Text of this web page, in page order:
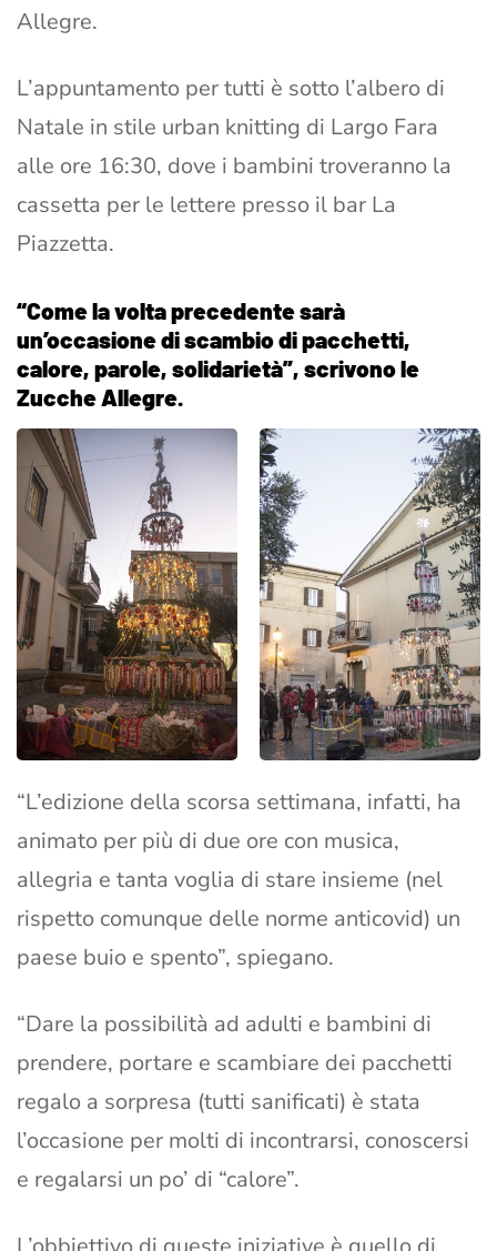
Allegre.
L’appuntamento per tutti è sotto l’albero di
Natale in stile urban knitting di Largo Fara
alle ore 16:30, dove i bambini troveranno la
cassetta per le lettere presso il bar La
Piazzetta.
“Come la volta precedente sarà
un’occasione di scambio di pacchetti,
calore, parole, solidarietà”, scrivono le
Zucche Allegre.
“L’edizione della scorsa settimana, infatti, ha
animato per più di due ore con musica,
allegria e tanta voglia di stare insieme (nel
rispetto comunque delle norme anticovid) un
paese buio e spento”, spiegano.
“Dare la possibilità ad adulti e bambini di
prendere, portare e scambiare dei pacchetti
regalo a sorpresa (tutti sanificati) è stata
l’occasione per molti di incontrarsi, conoscersi
e regalarsi un po’ di “calore”.